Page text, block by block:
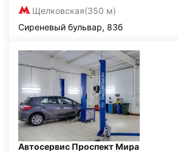
Щелковская(350 м)
Сиреневый бульвар, 83б
Автосервис Проспект Мира